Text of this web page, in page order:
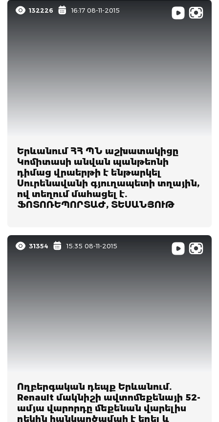
132226 16:17 08-11-2015
Երևանում ՀՀ ՊՆ աշխատակիցը
Կոմիտասի անվան պանթեոնի
դիմաց վրաերթի է ենթարկել
Սուրենավանի գյուղապետի տղային,
ով տեղում մահացել է.
ՖՈՏՈՌԵՊՈՐՏԱԺ, ՏԵՍԱՆՅՈՒԹ
31354 15:35 08-11-2015
Ողբերգական դեպք Երևանում.
Renault մակնիշի ավտոմեքենայի 52-
ամյա վարորդը մեքենան վարելիս
ղեկին հանկարծամահ է եղել և